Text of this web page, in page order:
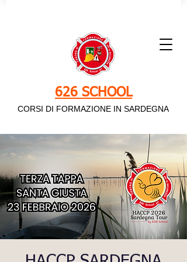
626 SCHOOL
CORSI DI FORMAZIONE IN SARDEGNA